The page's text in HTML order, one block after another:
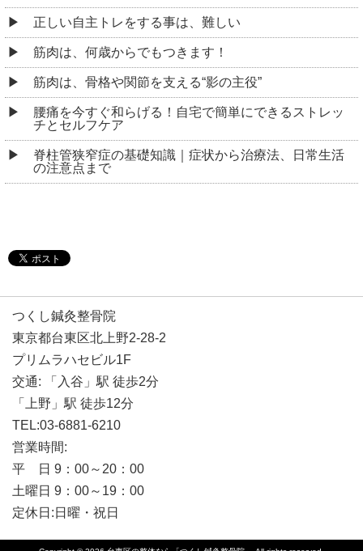
正しい自主トレをする事は、難しい
筋肉は、何歳からでもつきます！
筋肉は、骨格や関節を支える“影の主役”
腰痛を今すぐ和らげる！自宅で簡単にできるストレッ
チとセルフケア
脊柱管狭窄症の基礎知識｜症状から治療法、日常生活
の注意点まで
つくし鍼灸整骨院
東京都台東区北上野2-28-2
プリムラハセビル1F
交通: 「入谷」駅 徒歩2分
「上野」駅 徒歩12分
TEL:03-6881-6210
営業時間:
平 日 9：00～20：00
土曜日 9：00～19：00
定休日:日曜・祝日